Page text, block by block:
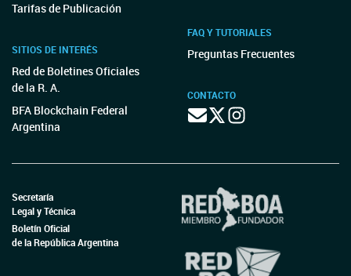
Tarifas de Publicación
SITIOS DE INTERÉS
Red de Boletines Oficiales
de la R. A.
BFA Blockchain Federal
Argentina
FAQ Y TUTORIALES
Preguntas Frecuentes
CONTACTO
Secretaría
Legal y Técnica
Boletín Oficial
de la República Argentina